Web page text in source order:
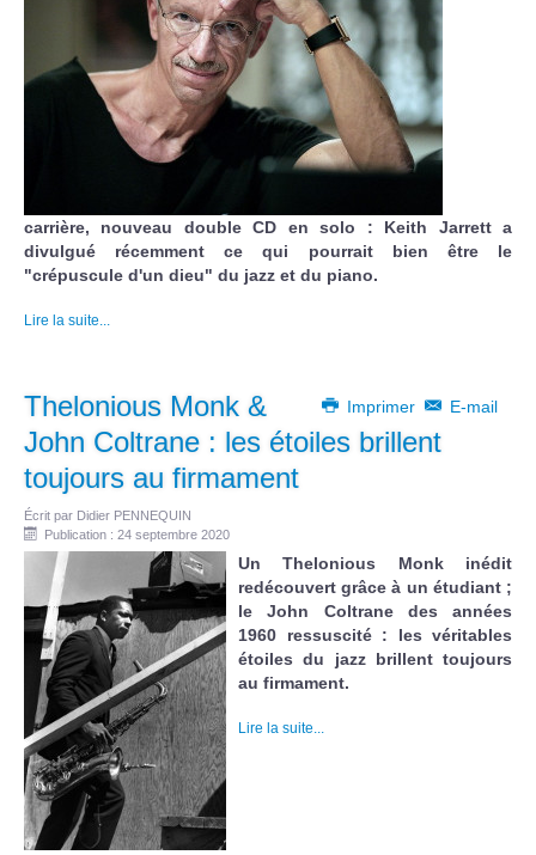
carrière, nouveau double CD en solo : Keith Jarrett a
divulgué récemment ce qui pourrait bien être le
"crépuscule d'un dieu" du jazz et du piano.
Lire la suite...
Imprimer E-mail
Thelonious Monk &
John Coltrane : les étoiles brillent
toujours au firmament
Écrit par Didier PENNEQUIN
Publication : 24 septembre 2020
Un Thelonious Monk inédit
redécouvert grâce à un étudiant ;
le John Coltrane des années
1960 ressuscité : les véritables
étoiles du jazz brillent toujours
au firmament.
Lire la suite...